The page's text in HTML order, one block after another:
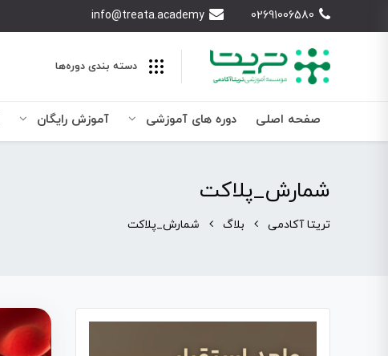
02691006580
info@treata.academy
دسته بندی‌ دوره‌ها
صفحه اصلی دوره های آموزشی آموزش رایگان
شمارش_پلاکت
تریتا آکادمی بلاگ شمارش_پلاکت